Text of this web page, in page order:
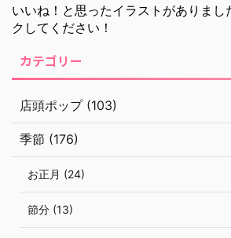
いいね！と思ったイラストがありまし
クしてください！
カテゴリー
店頭ポップ (103)
季節 (176)
お正月 (24)
節分 (13)